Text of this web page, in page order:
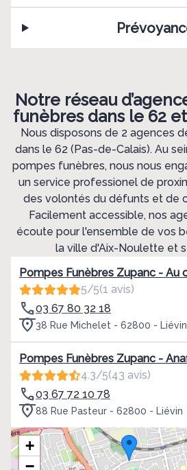
Notre réseau
funèbres dans le 62
Nous disposons de 2 agences
dans le 62 (Pas-de-Calais). Au
pompes funèbres, nous nous
un service professionel de
des volontés du défunts et de
Facilement accessible, nos
écoute pour l'ensemble de vos
la ville d'Aix-Noulette et
Pompes Funèbres Zupanc - Au
5/5(1 avis)
03 67 80 32 18
38 Rue Michelet - 62800 - Liévin
Pompes Funèbres Zupanc -
4.3/5(43 avis)
03 67 72 10 78
88 Rue Pasteur - 62800 - Liévin
+
−